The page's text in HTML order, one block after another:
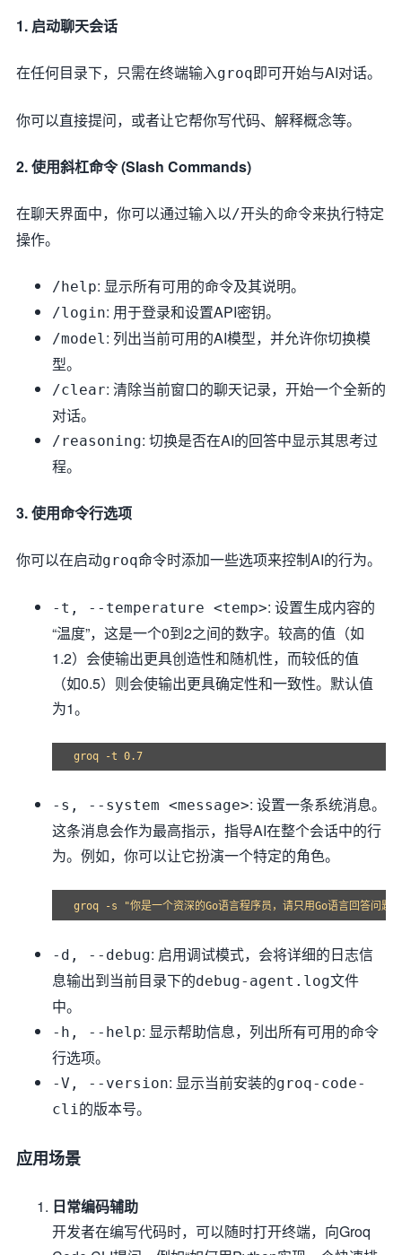
1. 启动聊天会话
在任何目录下，只需在终端输入groq即可开始与AI对话。
你可以直接提问，或者让它帮你写代码、解释概念等。
2. 使用斜杠命令 (Slash Commands)
在聊天界面中，你可以通过输入以/开头的命令来执行特定
操作。
/help: 显示所有可用的命令及其说明。
/login: 用于登录和设置API密钥。
/model: 列出当前可用的AI模型，并允许你切换模
型。
/clear: 清除当前窗口的聊天记录，开始一个全新的
对话。
/reasoning: 切换是否在AI的回答中显示其思考过
程。
3. 使用命令行选项
你可以在启动groq命令时添加一些选项来控制AI的行为。
-t, --temperature <temp>: 设置生成内容的
“温度”，这是一个0到2之间的数字。较高的值（如
1.2）会使输出更具创造性和随机性，而较低的值
（如0.5）则会使输出更具确定性和一致性。默认值
为1。
-s, --system <message>: 设置一条系统消息。
这条消息会作为最高指示，指导AI在整个会话中的行
为。例如，你可以让它扮演一个特定的角色。
-d, --debug: 启用调试模式，会将详细的日志信
息输出到当前目录下的debug-agent.log文件
中。
-h, --help: 显示帮助信息，列出所有可用的命令
行选项。
-V, --version: 显示当前安装的groq-code-
cli的版本号。
应用场景
日常编码辅助
开发者在编写代码时，可以随时打开终端，向Groq